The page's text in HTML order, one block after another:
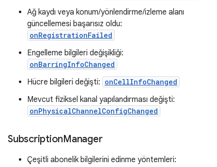
Ağ kaydı veya konum/yönlendirme/izleme alanı
güncellemesi başarısız oldu:
onRegistrationFailed
Engelleme bilgileri değişikliği:
onBarringInfoChanged
Hücre bilgileri değişti: onCellInfoChanged
Mevcut fiziksel kanal yapılandırması değişti:
onPhysicalChannelConfigChanged
SubscriptionManager
Çeşitli abonelik bilgilerini edinme yöntemleri: